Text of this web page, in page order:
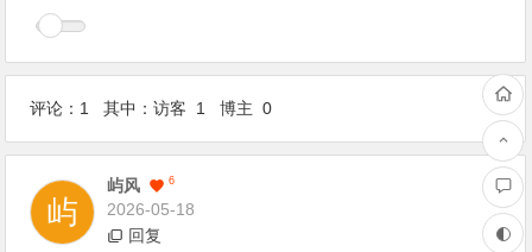
评论：1 其中：访客 1 博主 0
屿风 6
2026-05-18
1F
回复